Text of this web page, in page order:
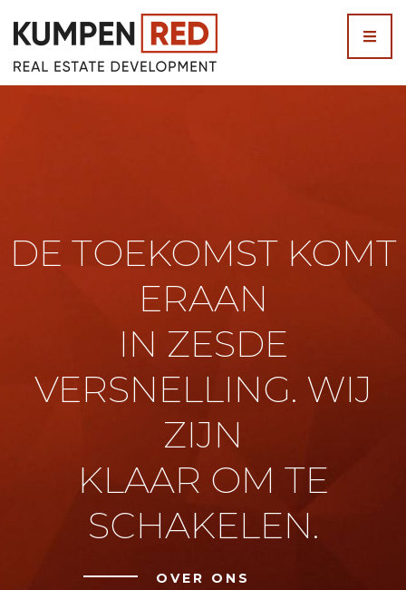
DE TOEKOMST KOMT
ERAAN
IN ZESDE
VERSNELLING. WIJ
ZIJN
KLAAR OM TE
SCHAKELEN.
OVER ONS